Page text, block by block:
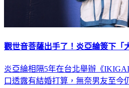
觀世音菩薩出手了！炎亞綸簽下
炎亞綸相隔5年在台北舉辦《
口透露有結婚打算，無奈男友至今